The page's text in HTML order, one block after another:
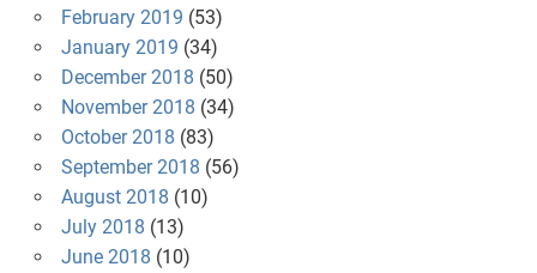
February 2019 (53)
January 2019 (34)
December 2018 (50)
November 2018 (34)
October 2018 (83)
September 2018 (56)
August 2018 (10)
July 2018 (13)
June 2018 (10)